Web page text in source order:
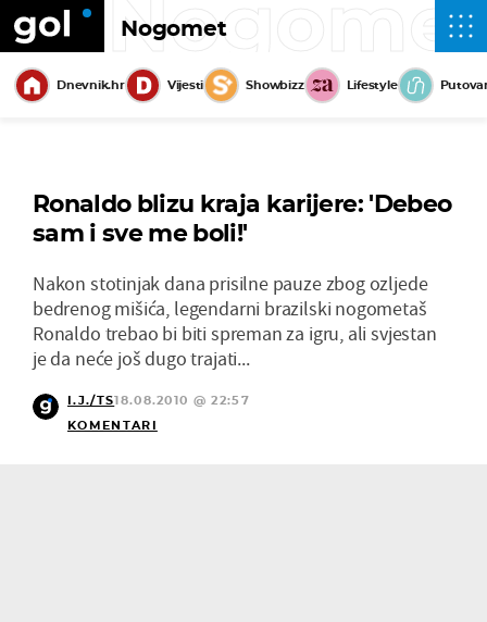
Nogomet
Dnevnik.hr Vijesti Showbizz Lifestyle
Ronaldo blizu kraja karijere: 'Debeo
sam i sve me boli!'
Nakon stotinjak dana prisilne pauze zbog ozljede
bedrenog mišića, legendarni brazilski nogometaš
Ronaldo trebao bi biti spreman za igru, ali svjestan
je da neće još dugo trajati...
I.J./TS18.08.2010 @ 22:57
KOMENTARI